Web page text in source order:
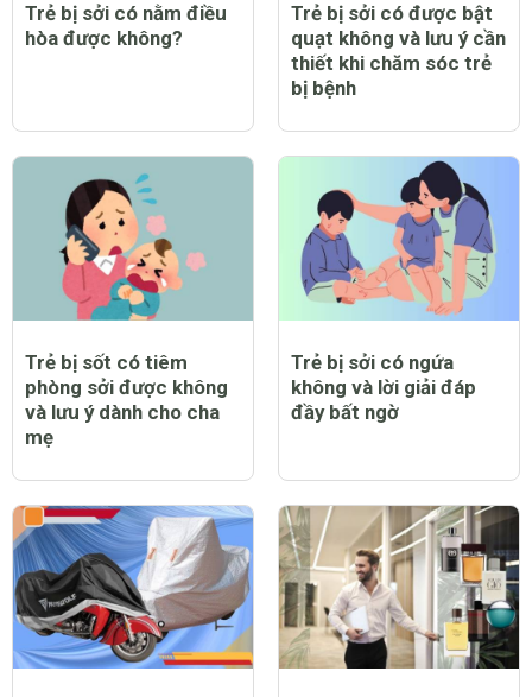
Trẻ bị sởi có nằm điều
hòa được không?
Trẻ bị sởi có được bật
quạt không và lưu ý cần
thiết khi chăm sóc trẻ
bị bệnh
Trẻ bị sốt có tiêm
phòng sởi được không
và lưu ý dành cho cha
mẹ
Trẻ bị sởi có ngứa
không và lời giải đáp
đầy bất ngờ